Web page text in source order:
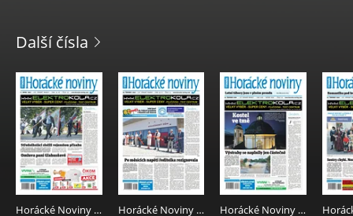
Další čísla
Horácké Noviny 32/2026 Horácké Noviny 31/2026 Horácké Noviny 30/2026